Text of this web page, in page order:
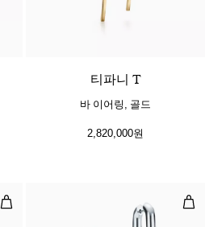
티파니 T
바 이어링, 골드
2,820,000원
진주 후프 이어링, 스털링 실버, 스엑